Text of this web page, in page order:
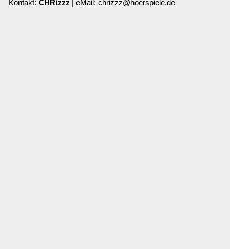
Kontakt: CHRizzz | eMail: chrizzz@hoerspiele.de